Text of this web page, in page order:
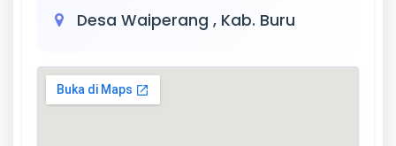
Desa Waiperang , Kab. Buru